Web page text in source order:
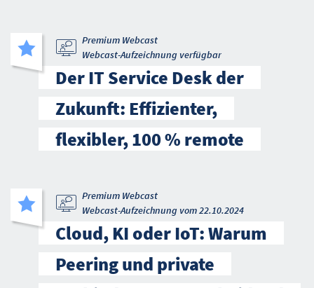
Premium Webcast
Webcast-Aufzeichnung verfügbar
Der IT Service Desk der
Zukunft: Effizienter,
flexibler, 100 % remote
Premium Webcast
Webcast-Aufzeichnung vom 22.10.2024
Cloud, KI oder IoT: Warum
Peering und private